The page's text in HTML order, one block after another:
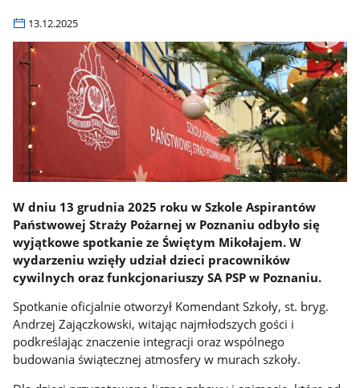
13.12.2025
W dniu 13 grudnia 2025 roku w Szkole Aspirantów
Państwowej Straży Pożarnej w Poznaniu odbyło się
wyjątkowe spotkanie ze Świętym Mikołajem. W
wydarzeniu wzięły udział dzieci pracowników
cywilnych oraz funkcjonariuszy SA PSP w Poznaniu.
Spotkanie oficjalnie otworzył Komendant Szkoły, st. bryg.
Andrzej Zajączkowski, witając najmłodszych gości i
podkreślając znaczenie integracji oraz wspólnego
budowania świątecznej atmosfery w murach szkoły.